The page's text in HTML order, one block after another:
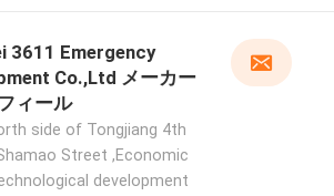
3611 Emergency
Co.,Ltd メーカー
ィール
side of Tongjiang 4th
Street ,Economic
development